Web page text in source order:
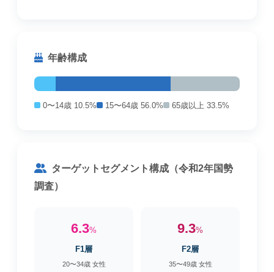
年齢構成
0〜14歳 10.5% 15〜64歳 56.0% 65歳以上 33.5%
ターゲットセグメント構成（令和2年国勢
調査）
6.3%
F1層
20〜34歳 女性
9.3%
F2層
35〜49歳 女性